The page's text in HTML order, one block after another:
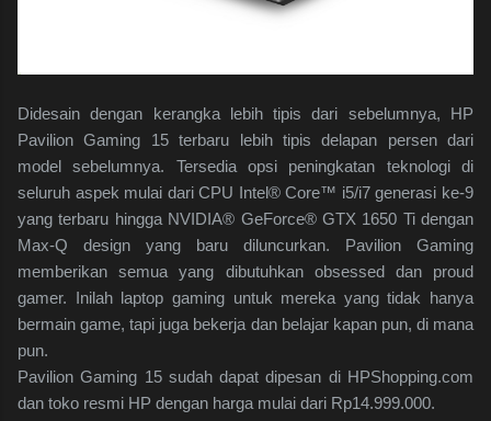
Didesain dengan kerangka lebih tipis dari sebelumnya, HP
Pavilion Gaming 15 terbaru lebih tipis delapan persen dari
model sebelumnya. Tersedia opsi peningkatan teknologi di
seluruh aspek mulai dari CPU Intel® Core™ i5/i7 generasi ke-9
yang terbaru hingga NVIDIA® GeForce® GTX 1650 Ti dengan
Max-Q design yang baru diluncurkan. Pavilion Gaming
memberikan semua yang dibutuhkan obsessed dan proud
gamer. Inilah laptop gaming untuk mereka yang tidak hanya
bermain game, tapi juga bekerja dan belajar kapan pun, di mana
pun.
Pavilion Gaming 15 sudah dapat dipesan di HPShopping.com
dan toko resmi HP dengan harga mulai dari Rp14.999.000.